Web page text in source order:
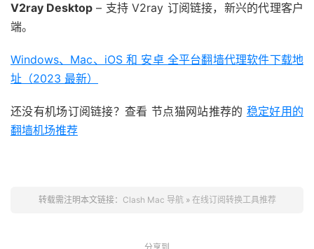
V2ray Desktop – 支持 V2ray 订阅链接，新兴的代理客户
端。
Windows、Mac、iOS 和 安卓 全平台翻墙代理软件下载地
址（2023 最新）
还没有机场订阅链接？查看 节点猫网站推荐的 稳定好用的
翻墙机场推荐
转载需注明本文链接： Clash Mac 导航» 在线订阅转换工具推荐